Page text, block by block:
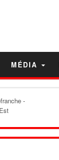
MÉDIA
-